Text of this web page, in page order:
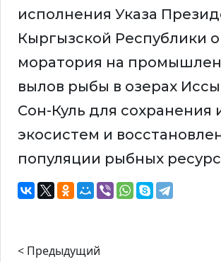
исполнения Указа
Кыргызской Республики
моратория на
вылов рыбы в озерах
Сон-Куль для сохранения
экосистем и
популяции рыбных
< Предыдущий